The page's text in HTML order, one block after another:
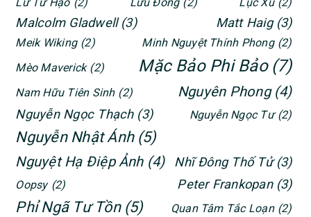
Lư Tư Hạo (2) Lưu Đồng (2) Lục Xu (2)
Malcolm Gladwell (3) Matt Haig (3)
Meik Wiking (2) Minh Nguyệt Thính Phong (2)
Mèo Maverick (2) Mặc Bảo Phi Bảo (7)
Nam Hữu Tiên Sinh (2) Nguyên Phong (4)
Nguyễn Ngọc Thạch (3) Nguyễn Ngọc Tư (2)
Nguyễn Nhật Ánh (5)
Nguyệt Hạ Điệp Ảnh (4) Nhĩ Đông Thố Tử (3)
Oopsy (2) Peter Frankopan (3)
Phỉ Ngã Tư Tồn (5) Quan Tâm Tắc Loạn (2)